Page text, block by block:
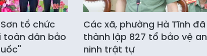
tổ chức
toàn dân bảo
Các xã, phường Hà Tĩnh đã
thành lập 827 tổ bảo vệ an
ninh trật tự